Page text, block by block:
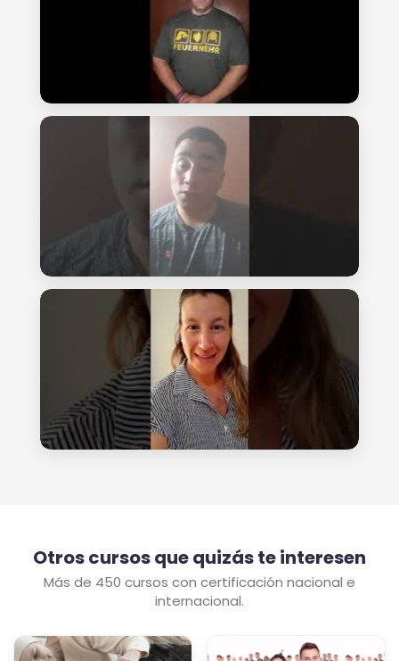
Otros cursos que quizás te interesen
Más de 450 cursos con certificación nacional e
internacional.